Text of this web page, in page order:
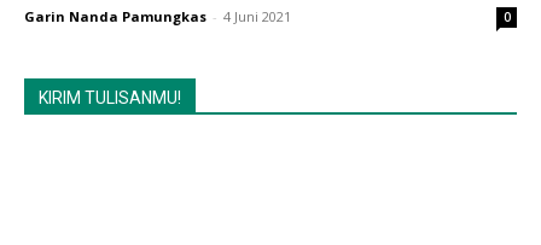
Garin Nanda Pamungkas - 4 Juni 2021 0
KIRIM TULISANMU!